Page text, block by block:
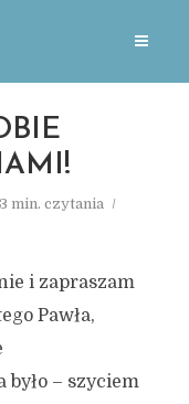
3 min. czytania
i zapraszam
Pawła,
– szyciem